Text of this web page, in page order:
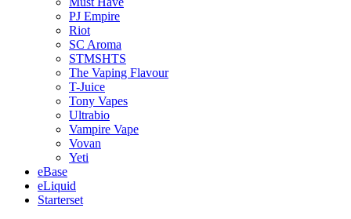
PJ Empire
Riot
SC Aroma
STMSHTS
The Vaping Flavour
T-Juice
Tony Vapes
Ultrabio
Vampire Vape
Vovan
Yeti
eBase
eLiquid
Starterset